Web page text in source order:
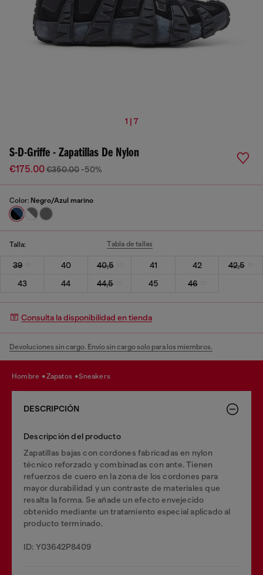
1 | 7
S-D-Griffe - Zapatillas De Nylon
€175.00€350.00 -50%
Color: Negro/Azul marino
Talla: Tabla de tallas
39 40 40,5 41 42
42,5
43
44 44,5 45 46
Consulta la disponibilidad en tienda
Devoluciones sin cargo. Envío sin cargo solo para los miembros.
hombre zapatos sneakers
DESCRIPCIÓN
Descripción del producto
Zapatillas bajas con cordones fabricadas en nylon
técnico reforzado y combinadas con ante. Tienen
refuerzos de cuero en la zona de los cordones para
mayor durabilidad y un contraste de materiales que
resalta la forma. Se añade un efecto envejecido
obtenido mediante un tratamiento especial aplicado al
producto terminado.
ID: Y03642P8409